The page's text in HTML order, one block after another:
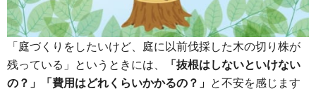
「庭づくりをしたいけど、庭に以前伐採した木の切り株が
残っている」というときには、
「抜根はしないといけない
の？」「費用はどれくらいかかるの？」 と不安を感じます